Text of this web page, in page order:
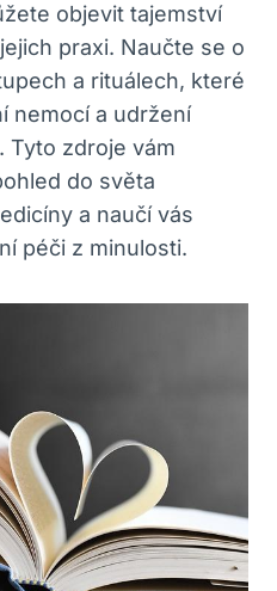
objevit tajemství
praxi. Naučte se o
a rituálech, které
nemocí a udržení
Tyto zdroje vám
do světa
a naučí vás
péči z minulosti.